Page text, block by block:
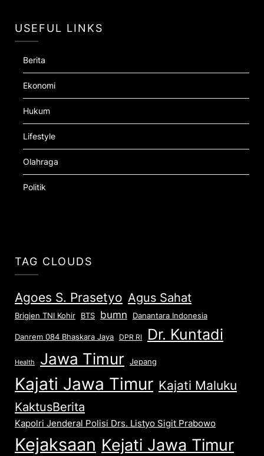
USEFUL LINKS
Berita
Ekonomi
Hukum
Lifestyle
Olahraga
Politik
TAG CLOUDS
Agoes S. Prasetyo Agus Sahat
Brigjen TNI Kohir BTS bumn Danantara Indonesia
Danrem 084 Bhaskara Jaya DPR RI Dr. Kuntadi
Health Jawa Timur Jepang
Kajati Jawa Timur Kajati Maluku
KaktusBerita
Kapolri Jenderal Polisi Drs. Listyo Sigit Prabowo
Kejaksaan Kejati Jawa Timur